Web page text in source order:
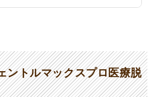
★4.3 / 5（74件）
★2.8 (19件)
★3.6 (23件)
ントルマックスプロ医療脱